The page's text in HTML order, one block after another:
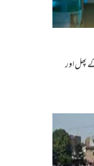
پھل اور